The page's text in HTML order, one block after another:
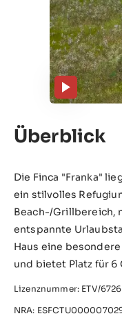
Überblick
Die Finca "Franka"
ein stilvolles
Beach-/Grillbereich,
entspannte
Haus eine
und bietet Platz für 6
Lizenznummer: ETV/
NRA: